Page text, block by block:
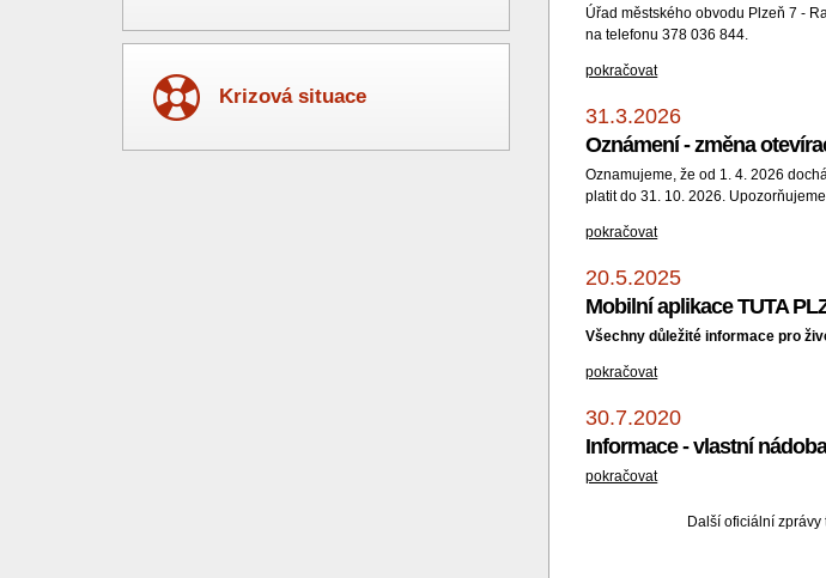
Úřad městského obvodu Plzeň 7 -
na telefonu 378 036 844.
pokračovat
31.3.2026
Oznámení - změna
Oznamujeme, že od 1. 4. 2026
platit do 31. 10. 2026.
pokračovat
20.5.2025
Mobilní aplikace TUTA
Všechny důležité informace pro
pokračovat
30.7.2020
Informace - vlastní
pokračovat
Další oficiální
Krizová situace